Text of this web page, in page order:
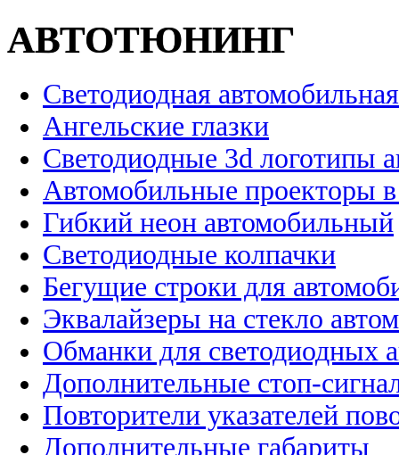
АВТОТЮНИНГ
Светодиодная
Ангельские глазки
Светодиодные 3d логотипы
Автомобильные проекторы
Гибкий неон автомобильный
Светодиодные колпачки
Бегущие строки для
Эквалайзеры на стекло
Обманки для светодиодных
Дополнительные стоп-
Повторители указателей
Дополнительные габариты